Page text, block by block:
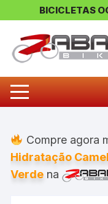
BICICLETAS
Compre agora
Hidratação
Verde na